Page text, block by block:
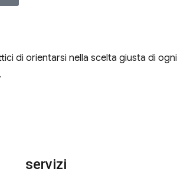
di orientarsi nella scelta giusta di ogni
servizi